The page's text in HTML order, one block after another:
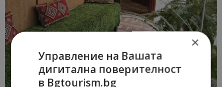
×
Управление на Вашата
дигитална поверителност
в Bgtourism.bg